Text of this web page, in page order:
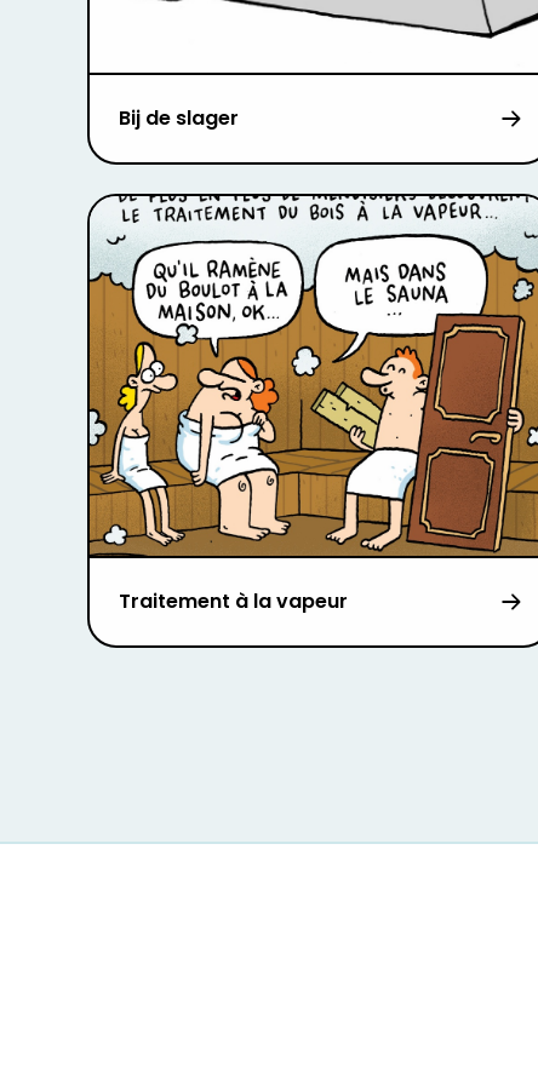
Bij de slager
Traitement à la vapeur